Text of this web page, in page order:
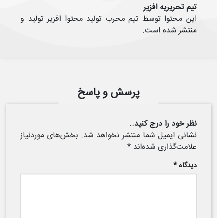
تیم تحریریه افزیر
این محتوا توسط تیم مجرب تولید محتوا افزیر تولید و
منتشر شده است.
پرسش و پاسخ
نظر خود را درج کنید..
نشانی ایمیل شما منتشر نخواهد شد. بخش‌های موردنیاز
علامت‌گذاری شده‌اند *
دیدگاه*